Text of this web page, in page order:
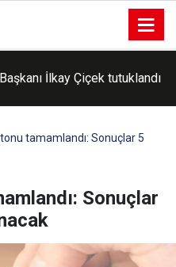
İlkay Çiçek tutuklandı
tamamlandı: Sonuçlar 5
Sonuçlar